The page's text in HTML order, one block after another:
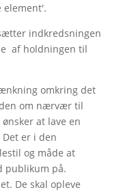
element'.
indkredsningen
af holdningen til
omkring det
om nærvær til
at lave en
er i den
og måde at
publikum på.
De skal opleve